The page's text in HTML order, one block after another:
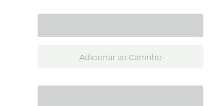
Adicionar ao Carrinho